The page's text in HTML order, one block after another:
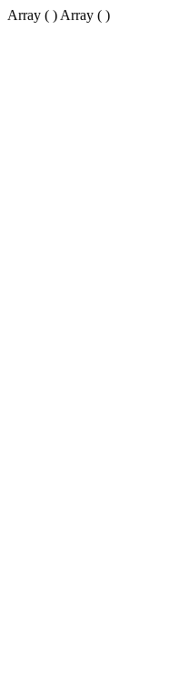
Array ( ) Array ( )